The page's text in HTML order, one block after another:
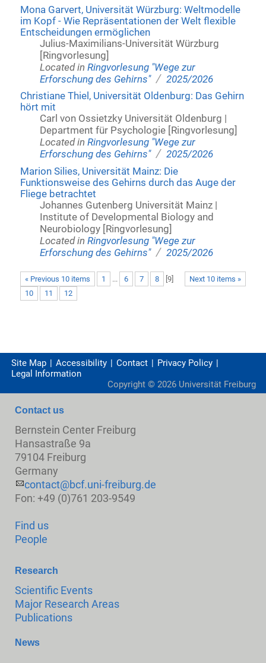
Mona Garvert, Universität Würzburg: Weltmodelle
im Kopf - Wie Repräsentationen der Welt flexible
Entscheidungen ermöglichen
Julius-Maximilians-Universität Würzburg
[Ringvorlesung]
Located inRingvorlesung "Wege zur
Erforschung des Gehirns" / 2025/2026
Christiane Thiel, Universität Oldenburg: Das Gehirn
hört mit
Carl von Ossietzky Universität Oldenburg |
Department für Psychologie [Ringvorlesung]
Located inRingvorlesung "Wege zur
Erforschung des Gehirns" / 2025/2026
Marion Silies, Universität Mainz: Die
Funktionsweise des Gehirns durch das Auge der
Fliege betrachtet
Johannes Gutenberg Universität Mainz |
Institute of Developmental Biology and
Neurobiology [Ringvorlesung]
Located inRingvorlesung "Wege zur
Erforschung des Gehirns" / 2025/2026
« Previous 10 items Next 10 items »
1 ... 6 7 8 9]
10
11 12
Site Map Accessibility Contact
Privacy Policy
Legal Information
Copyright © 2026 Universität Freiburg
Contact us
Bernstein Center Freiburg
Hansastraße 9a
79104 Freiburg
Germany
contact@bcf.uni-freiburg.de
Fon: +49 (0)761 203-9549
Find us
People
Research
Scientific Events
Major Research Areas
Publications
News